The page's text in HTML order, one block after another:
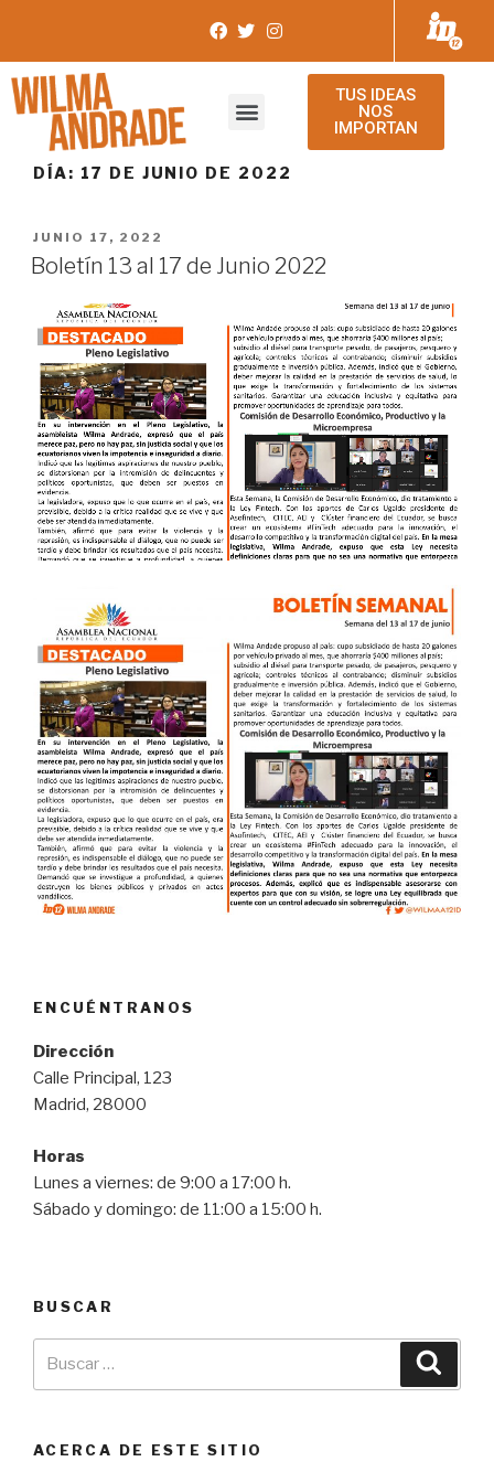
TUS IDEAS
NOS
IMPORTAN
DÍA: 17 DE JUNIO DE 2022
JUNIO 17, 2022
Boletín 13 al 17 de Junio 2022
ENCUÉNTRANOS
Dirección
Calle Principal, 123
Madrid, 28000
Horas
Lunes a viernes: de 9:00 a 17:00 h.
Sábado y domingo: de 11:00 a 15:00 h.
BUSCAR
ACERCA DE ESTE SITIO